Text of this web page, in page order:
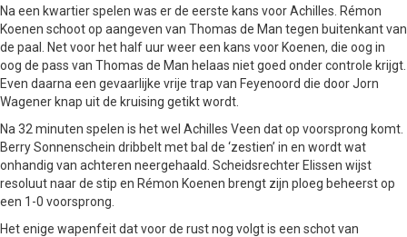
Na een kwartier spelen was er de eerste kans voor Achilles. Rémon
Koenen schoot op aangeven van Thomas de Man tegen buitenkant van
de paal. Net voor het half uur weer een kans voor Koenen, die oog in
oog de pass van Thomas de Man helaas niet goed onder controle krijgt.
Even daarna een gevaarlijke vrije trap van Feyenoord die door Jorn
Wagener knap uit de kruising getikt wordt.
Na 32 minuten spelen is het wel Achilles Veen dat op voorsprong komt.
Berry Sonnenschein dribbelt met bal de ‘zestien’ in en wordt wat
onhandig van achteren neergehaald. Scheidsrechter Elissen wijst
resoluut naar de stip en Rémon Koenen brengt zijn ploeg beheerst op
een 1-0 voorsprong.
Het enige wapenfeit dat voor de rust nog volgt is een schot van